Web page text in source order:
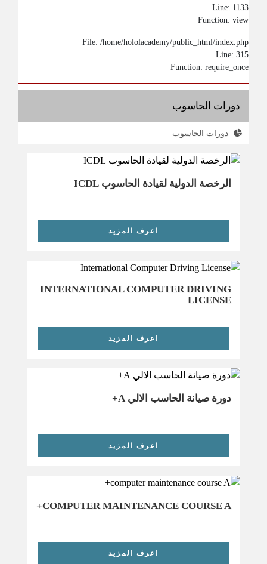
Line: 1133
Function: view
File: /home/hololacademy/public_html/index.php
Line: 315
Function: require_once
دورات الحاسوب
دورات الحاسوب
الرخصة الدولية لقيادة الحاسوب ICDL
اعرف المزيد
INTERNATIONAL COMPUTER DRIVING
LICENSE
اعرف المزيد
دورة صيانة الحاسب الالي A+
اعرف المزيد
COMPUTER MAINTENANCE COURSE A+
اعرف المزيد